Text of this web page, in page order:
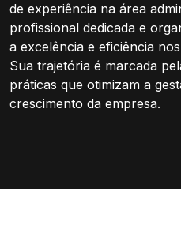
de experiência na área
profissional dedicada e
a excelência e eficiência
Sua trajetória é marcada
práticas que otimizam a
crescimento da empresa.